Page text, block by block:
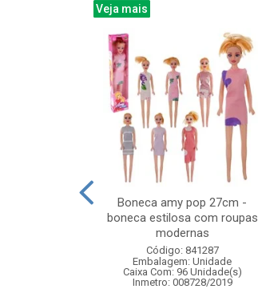
Veja mais
Boneca amy pop 27cm -
boneca estilosa com roupas
modernas
Código: 841287
Embalagem: Unidade
Caixa Com: 96 Unidade(s)
Inmetro: 008728/2019